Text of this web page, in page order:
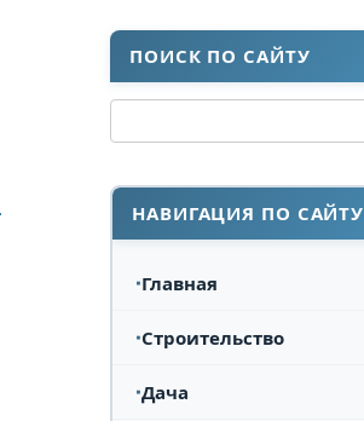
ПОИСК ПО САЙТУ
НАВИГАЦИЯ ПО САЙТУ
Главная
Строительство
Дача